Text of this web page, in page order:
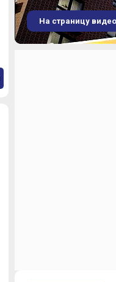
На страницу видео